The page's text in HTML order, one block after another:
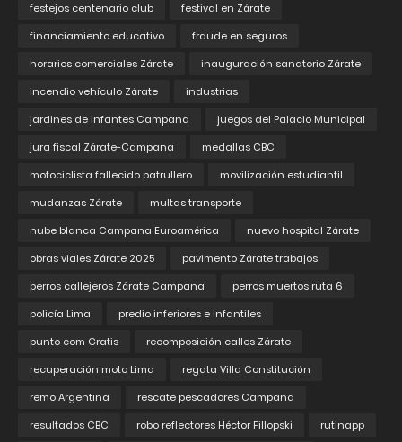
festejos centenario club
festival en Zárate
financiamiento educativo
fraude en seguros
horarios comerciales Zárate
inauguración sanatorio Zárate
incendio vehículo Zárate
industrias
jardines de infantes Campana
juegos del Palacio Municipal
jura fiscal Zárate-Campana
medallas CBC
motociclista fallecido patrullero
movilización estudiantil
mudanzas Zárate
multas transporte
nube blanca Campana Euroamérica
nuevo hospital Zárate
obras viales Zárate 2025
pavimento Zárate trabajos
perros callejeros Zárate Campana
perros muertos ruta 6
policía Lima
predio inferiores e infantiles
punto com Gratis
recomposición calles Zárate
recuperación moto Lima
regata Villa Constitución
remo Argentina
rescate pescadores Campana
resultados CBC
robo reflectores Héctor Fillopski
rutinapp